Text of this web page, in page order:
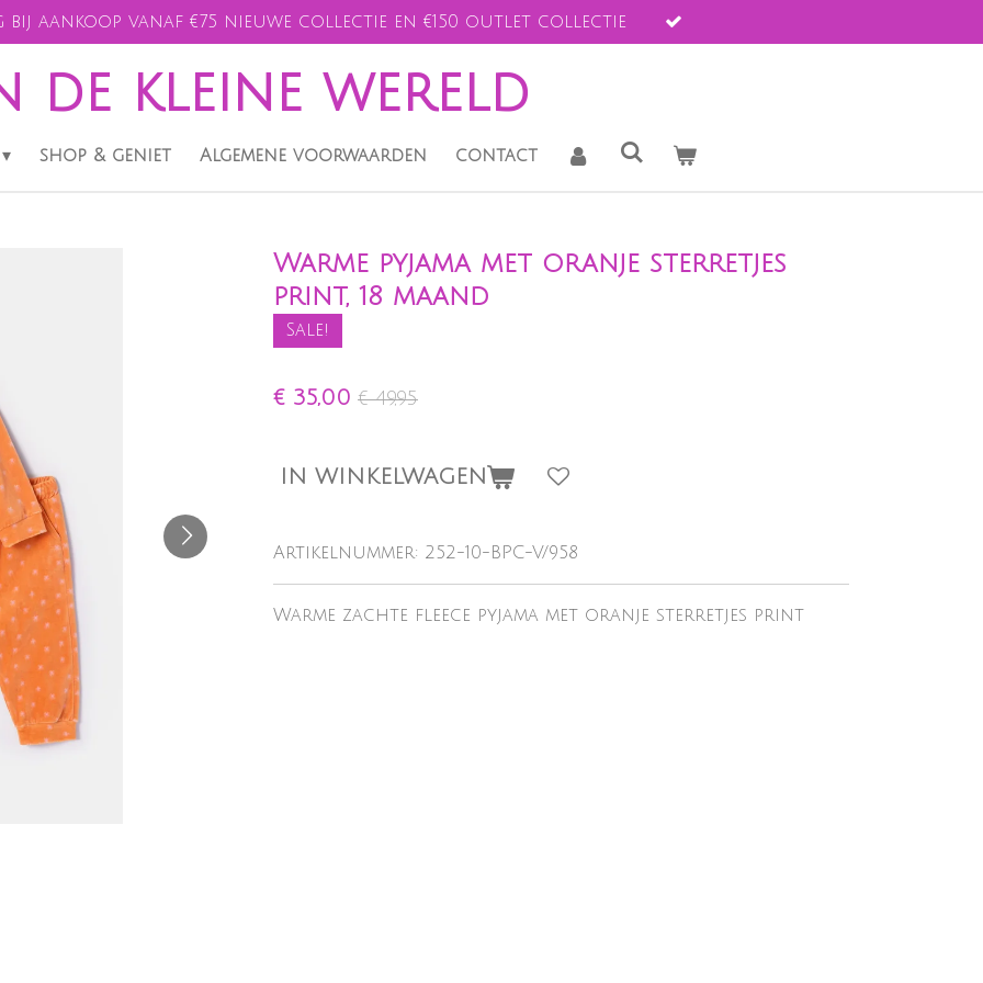
bij aankoop vanaf €75 nieuwe collectie en €150 outlet collectie
de kleine wereld
shop & geniet Algemene voorwaarden contact
Warme pyjama met oranje sterretjes
print, 18 maand
Sale!
€ 35,00 € 49,95
IN WINKELWAGEN
Artikelnummer: 252-10-BPC-V/958
Warme zachte fleece pyjama met oranje sterretjes print